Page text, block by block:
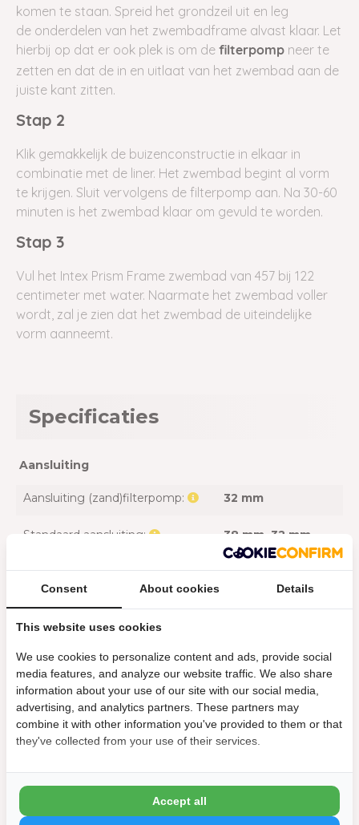
komen te staan. Spreid het grondzeil uit en leg
de onderdelen van het zwembadframe alvast klaar. Let
hierbij op dat er ook plek is om de filterpomp neer te
zetten en dat de in en uitlaat van het zwembad aan de
juiste kant zitten.
Stap 2
Klik gemakkelijk de buizenconstructie in elkaar in
combinatie met de liner. Het zwembad begint al vorm
te krijgen. Sluit vervolgens de filterpomp aan. Na 30-60
minuten is het zwembad klaar om gevuld te worden.
Stap 3
Vul het Intex Prism Frame zwembad van 457 bij 122
centimeter met water. Naarmate het zwembad voller
wordt, zal je zien dat het zwembad de uiteindelijke
vorm aanneemt.
Specificaties
Aansluiting
Aansluiting (zand)filterpomp: 32 mm
Standaard aansluiting: 38 mm , 32 mm
Accessoires
Inclusief afdekzeil:
Inclusief grondzeil: Ja
Inclusief pomp: Ja
Afmeting
Benodigde ruimte:
Consent About cookies Details
This website uses cookies
We use cookies to personalize content and ads, provide social
media features, and analyze our website traffic. We also share
information about your use of our site with our social media,
advertising, and analytics partners. These partners may
combine it with other information you've provided to them or that
they've collected from your use of their services.
Accept all